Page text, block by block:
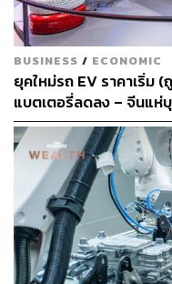
“เนื่องจากความสนใจข
พร้อมๆ กับตัวเลือกที่มาก
การรักษาส่วนแบ่งตลาด
S&P กล่าวในรายงาน
แม้ยอดขายในสหรัฐฯ จ
ไม่มีรถ EV ที่ราคาต่ำกว่
ในการเติบโตให้กับคู่แข่
Volkswagen, Ford แล
ระดับลักชัวรียังมีแบรนด์
Benz, Lucid, Rivian,
อีกด้วย
BUSINESS / ECONOMIC
ยุคใหม่รถ EV ราคาเริ่ม
แบตเตอรี่ลดลง – จีนแห่